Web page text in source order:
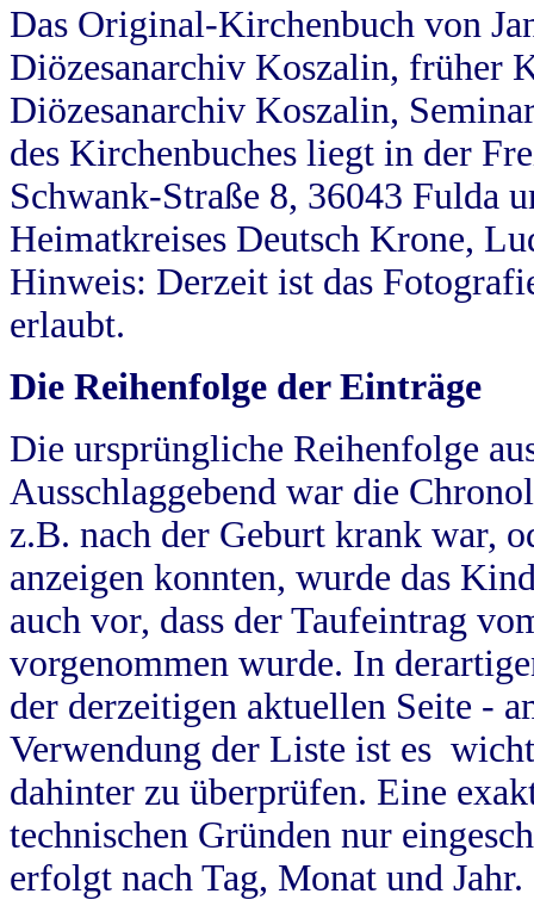
Das Original-Kirchenbuch von
Diözesanarchiv Koszalin, früher
Diözesanarchiv Koszalin,
des Kirchenbuches liegt in der
Schwank-Straße 8, 36043 Fulda
Heimatkreises Deutsch Krone,
Hinweis: Derzeit ist das
erlaubt.
Die Reihenfolge der Einträge
Die ursprüngliche Reihenfolge
Ausschlaggebend war die
z.B. nach der Geburt krank war,
anzeigen konnten, wurde das
auch vor, dass der Taufeintrag
vorgenommen wurde. In
der derzeitigen aktuellen Seite -
Verwendung der Liste ist es
dahinter zu überprüfen. Eine
technischen Gründen nur
erfolgt nach Tag, Monat und Jahr.